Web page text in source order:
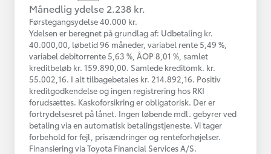
Månedlig ydelse 2.238 kr.
Førstegangsydelse 40.000 kr.
Ydelsen er beregnet på grundlag af: Udbetaling kr.
40.000,00, løbetid 96 måneder, variabel rente 5,49 %,
variabel debitorrente 5,63 %, ÅOP 8,01 %, samlet
kreditbeløb kr. 159.890,00. Samlede kreditomk. kr.
55.002,16. I alt tilbagebetales kr. 214.892,16. Positiv
kreditgodkendelse og ingen registrering hos RKI
forudsættes. Kaskoforsikring er obligatorisk. Der er
fortrydelsesret på lånet. Ingen løbende mdl. gebyrer ved
betaling via en automatisk betalingstjeneste. Vi tager
forbehold for fejl, prisændringer og renteforhøjelser.
Finansiering via Toyota Financial Services A/S.